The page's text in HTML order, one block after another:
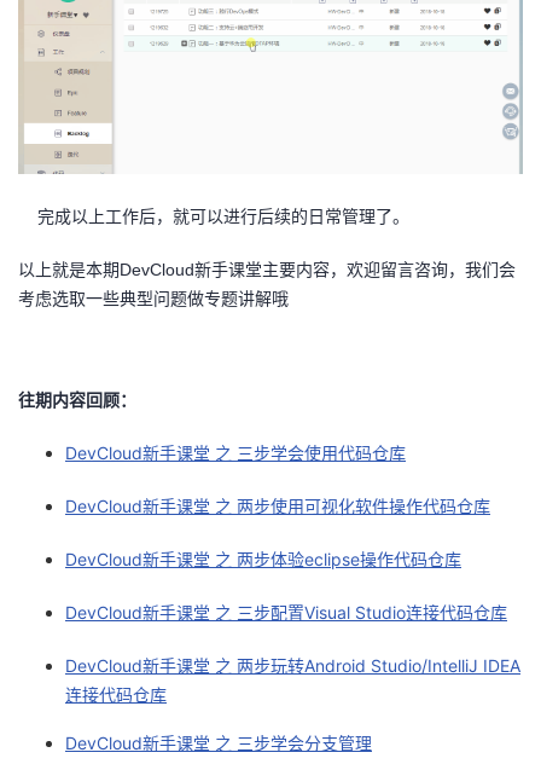
完成以上工作后，就可以进行后续的日常管理了。
以上就是本期DevCloud新手课堂主要内容，欢迎留言咨询，我们会
考虑选取一些典型问题做专题讲解哦
往期内容回顾：
DevCloud新手课堂 之 三步学会使用代码仓库
DevCloud新手课堂 之 两步使用可视化软件操作代码仓库
DevCloud新手课堂 之 两步体验eclipse操作代码仓库
DevCloud新手课堂 之 三步配置Visual Studio连接代码仓库
DevCloud新手课堂 之 两步玩转Android Studio/IntelliJ IDEA
连接代码仓库
DevCloud新手课堂 之 三步学会分支管理